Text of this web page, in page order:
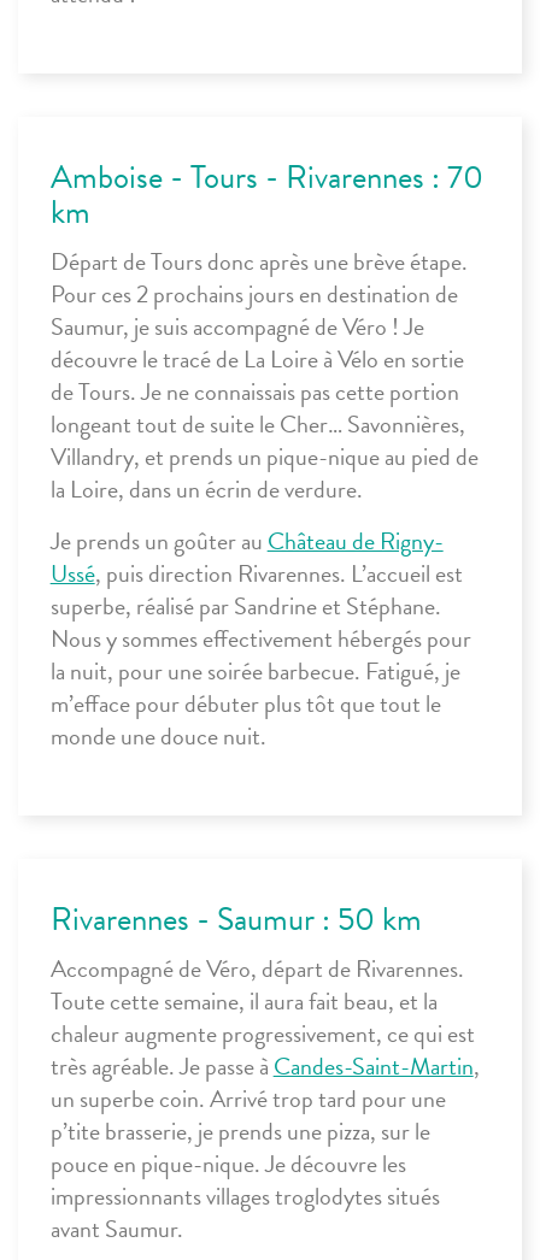
Amboise - Tours - Rivarennes : 70
km
Départ de Tours donc après une brève étape.
Pour ces 2 prochains jours en destination de
Saumur, je suis accompagné de Véro ! Je
découvre le tracé de La Loire à Vélo en sortie
de Tours. Je ne connaissais pas cette portion
longeant tout de suite le Cher… Savonnières,
Villandry, et prends un pique-nique au pied de
la Loire, dans un écrin de verdure.
Je prends un goûter au Château de Rigny-
Ussé, puis direction Rivarennes. L’accueil est
superbe, réalisé par Sandrine et Stéphane.
Nous y sommes effectivement hébergés pour
la nuit, pour une soirée barbecue. Fatigué, je
m’efface pour débuter plus tôt que tout le
monde une douce nuit.
Rivarennes - Saumur : 50 km
Accompagné de Véro, départ de Rivarennes.
Toute cette semaine, il aura fait beau, et la
chaleur augmente progressivement, ce qui est
très agréable. Je passe à Candes-Saint-Martin,
un superbe coin. Arrivé trop tard pour une
p’tite brasserie, je prends une pizza, sur le
pouce en pique-nique. Je découvre les
impressionnants villages troglodytes situés
avant Saumur.